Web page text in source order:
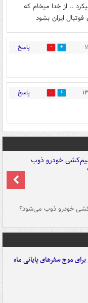
.. از خدا میخام که
ایران بشود
1 پاسخ
0 پاسخ
خودرو ذوب می‌شود؟
موج سفرهای پایانی ماه